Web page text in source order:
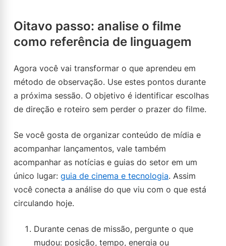
Oitavo passo: analise o filme
como referência de linguagem
Agora você vai transformar o que aprendeu em
método de observação. Use estes pontos durante
a próxima sessão. O objetivo é identificar escolhas
de direção e roteiro sem perder o prazer do filme.
Se você gosta de organizar conteúdo de mídia e
acompanhar lançamentos, vale também
acompanhar as notícias e guias do setor em um
único lugar: guia de cinema e tecnologia. Assim
você conecta a análise do que viu com o que está
circulando hoje.
Durante cenas de missão, pergunte o que
mudou: posição, tempo, energia ou